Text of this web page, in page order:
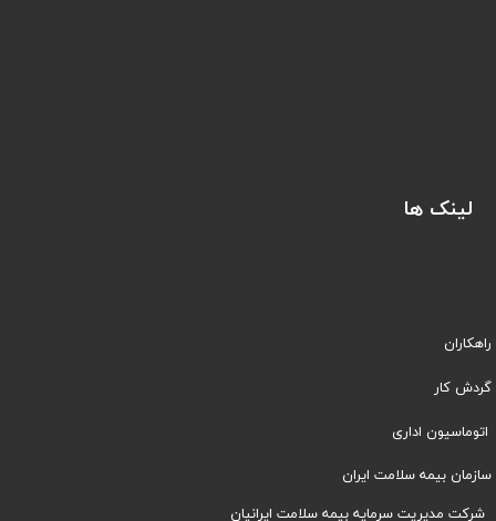
لینک ها
راهکاران
​​گردش کار
اتوماسیون اداری
سازمان بیمه سلامت ایران
شرکت مدیریت سرمایه بیمه سلامت ایرانیان